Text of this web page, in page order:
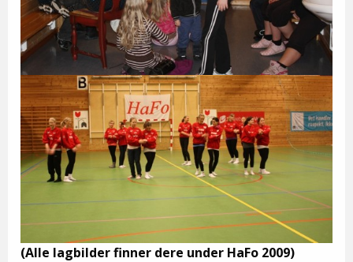
(Alle lagbilder finner dere under HaFo 2009)